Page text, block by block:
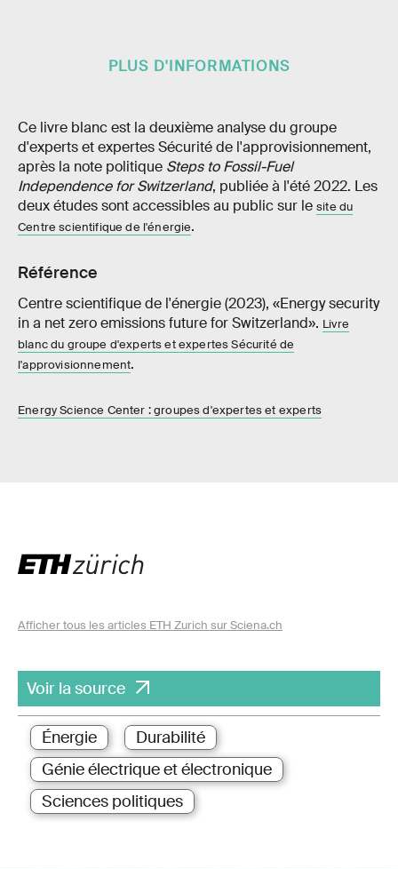
PLUS D'INFORMATIONS
Ce livre blanc est la deuxième analyse du groupe
d'experts et expertes Sécurité de l'approvisionnement,
après la note politique Steps to Fossil-Fuel
Independence for Switzerland, publiée à l'été 2022. Les
deux études sont accessibles au public sur le site du
Centre scientifique de l'énergie.
Référence
Centre scientifique de l'énergie (2023), «Energy security
in a net zero emissions future for Switzerland». Livre
blanc du groupe d'experts et expertes Sécurité de
l'approvisionnement.
Energy Science Center : groupes d'expertes et experts
Afficher tous les articles ETH Zurich sur Sciena.ch
Voir la source
Énergie
Durabilité
Génie électrique et électronique
Sciences politiques